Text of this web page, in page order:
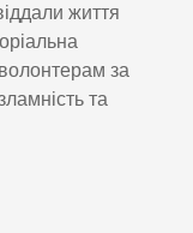
життя
за
та